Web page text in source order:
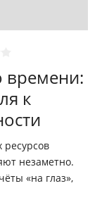
времени:
к
незаметно.
«на глаз»,